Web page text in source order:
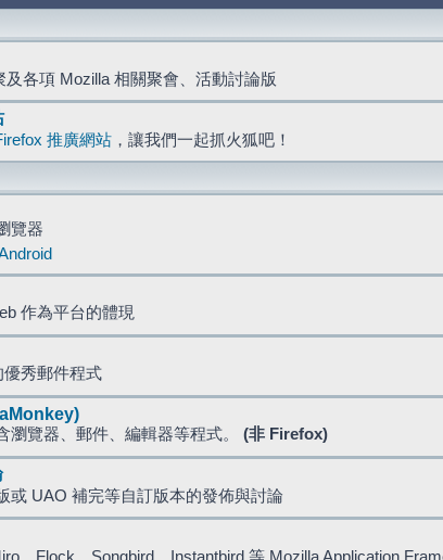
及各項 Mozilla 相關聚會、活動討論版
推廣網站 ，讓我們一起抓火狐吧！
覽器
作為平台的體現
優秀郵件程式
瀏覽器、郵件、編輯器等程式。 (非 Firefox)
或 UAO 補完等自訂版本的發佈與討論